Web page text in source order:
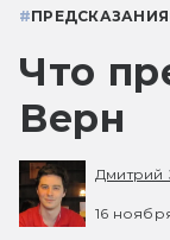
#ПРЕДСКАЗАНИЯ
Что
Верн
Дмитрий
16 ноября